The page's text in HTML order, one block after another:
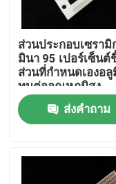
ส่วนประกอบเซรามิ
มินา 95 เปอร์เซ็นต์
ส่วนที่กำหนดเองอ
ทนต่ออุณหภูมิสูง
ส่งคำถาม